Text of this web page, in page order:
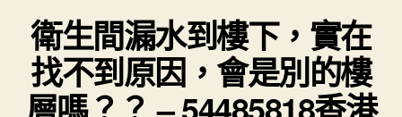
衛生間漏水到樓下，實在
找不到原因，會是別的樓